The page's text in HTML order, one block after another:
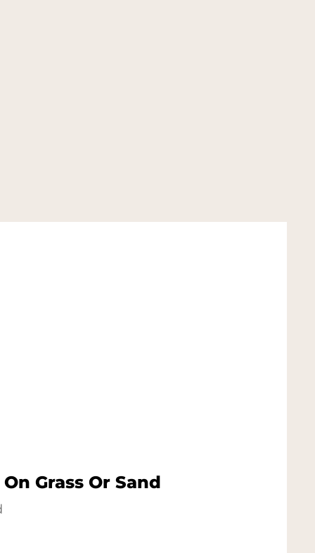
Grass Or Sand